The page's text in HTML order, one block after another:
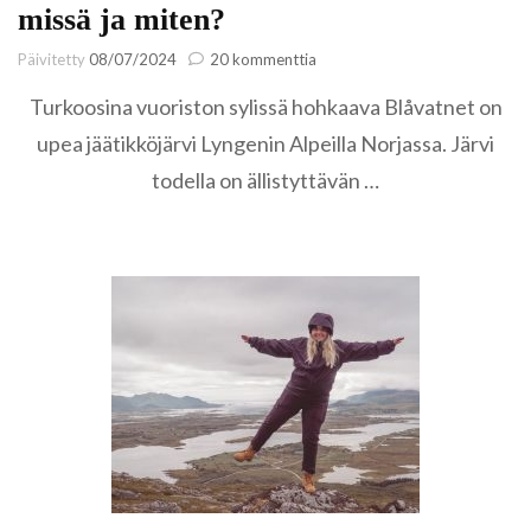
missä ja miten?
Päivitetty08/07/2024 20 kommenttia
jäätikköjärvi
–
missä
Turkoosina vuoriston sylissä hohkaava Blåvatnet on
upea jäätikköjärvi Lyngenin Alpeilla Norjassa. Järvi
todella on ällistyttävän …